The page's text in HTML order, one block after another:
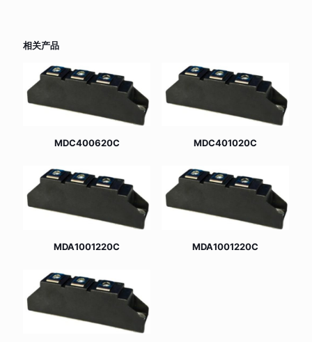
相关产品
MDC400620C MDC401020C
MDA1001220C MDA1001220C